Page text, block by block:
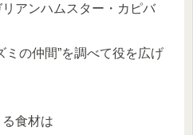
アンハムスター・カピバ
ミの仲間”を調べて役を広げ
食材は